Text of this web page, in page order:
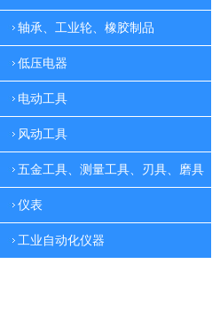
轴承、工业轮、橡胶制品
低压电器
电动工具
风动工具
五金工具、测量工具、刃具、磨具
仪表
工业自动化仪器